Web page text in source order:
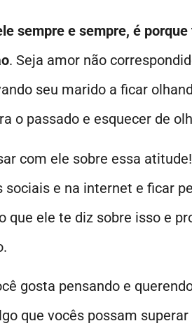
sempre e sempre, é
. Seja amor não
seu marido a ficar
o passado e esquecer de
com ele sobre essa
e na internet e ficar
ele te diz sobre isso e
gosta pensando e
que vocês possam